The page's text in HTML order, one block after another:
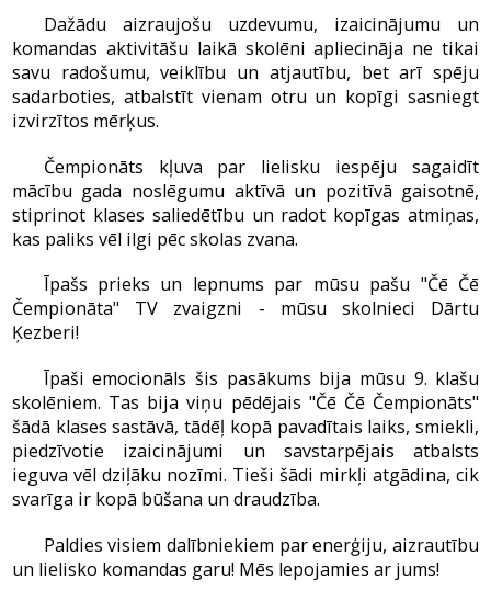
Dažādu aizraujošu uzdevumu, izaicinājumu un
komandas aktivitāšu laikā skolēni apliecināja ne tikai
savu radošumu, veiklību un atjautību, bet arī spēju
sadarboties, atbalstīt vienam otru un kopīgi sasniegt
izvirzītos mērķus.
Čempionāts kļuva par lielisku iespēju sagaidīt
mācību gada noslēgumu aktīvā un pozitīvā gaisotnē,
stiprinot klases saliedētību un radot kopīgas atmiņas,
kas paliks vēl ilgi pēc skolas zvana.
Īpašs prieks un lepnums par mūsu pašu "Čē Čē
Čempionāta" TV zvaigzni - mūsu skolnieci Dārtu
Ķezberi!
Īpaši emocionāls šis pasākums bija mūsu 9. klašu
skolēniem. Tas bija viņu pēdējais "Čē Čē Čempionāts"
šādā klases sastāvā, tādēļ kopā pavadītais laiks, smiekli,
piedzīvotie izaicinājumi un savstarpējais atbalsts
ieguva vēl dziļāku nozīmi. Tieši šādi mirkļi atgādina, cik
svarīga ir kopā būšana un draudzība.
Paldies visiem dalībniekiem par enerģiju, aizrautību
un lielisko komandas garu! Mēs lepojamies ar jums!